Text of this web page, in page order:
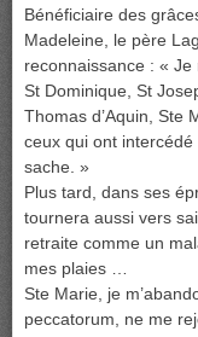
Bénéficiaire des
Madeleine, le père
reconnaissance : «
St Dominique, St
Thomas d’Aquin, Ste
ceux qui ont
sache. »
Plus tard, dans ses
tournera aussi vers
retraite comme un
mes plaies …
Ste Marie, je
peccatorum, ne me